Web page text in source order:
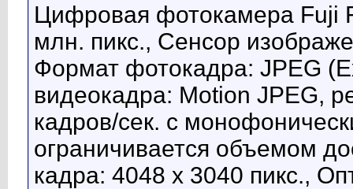
Цифровая фотокамера Fuji
млн. пикс., Сенсор
Формат фотокадра: JPEG
видеокадра: Motion JPEG,
кадров/сек. с
ограничивается объемом
кадра: 4048 x 3040 пикс.,